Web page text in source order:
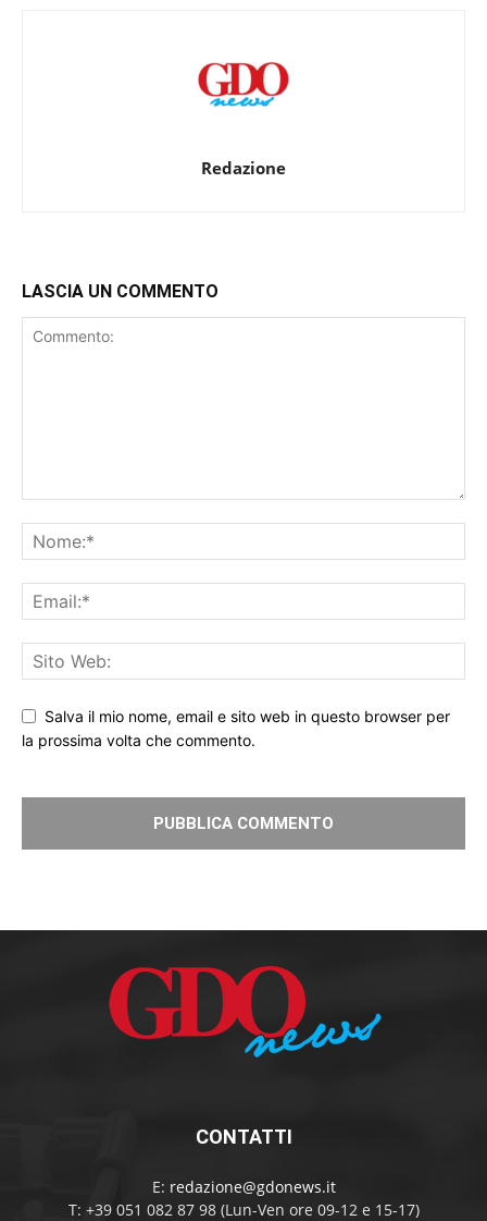
Redazione
LASCIA UN COMMENTO
Salva il mio nome, email e sito web in questo browser per
la prossima volta che commento.
CONTATTI
E: redazione@gdonews.it
T: +39 051 082 87 98 (Lun-Ven ore 09-12 e 15-17)